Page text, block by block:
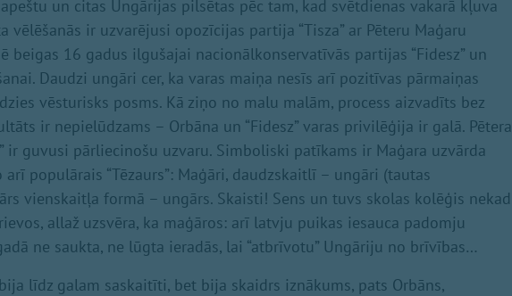
un citas Ungārijas pilsētas pēc tam, kad svētdienas vakarā kļuva
vēlēšanās ir uzvarējusi opozīcijas partija “Tisza” ar Pēteru Maģaru
beigas 16 gadus ilgušajai nacionālkonservatīvās partijas “Fidesz” un
Daudzi ungāri cer, ka varas maiņa nesīs arī pozitīvas pārmaiņas
vēsturisks posms. Kā ziņo no malu malām, process aizvadīts bez
ir nepielūdzams – Orbāna un “Fidesz” varas privilēģija ir galā. Pētera
ir guvusi pārliecinošu uzvaru. Simboliski patīkams ir Maģara uzvārda
populārais “Tēzaurs”: Maģāri, daudzskaitlī – ungāri (tautas
vienskaitļa formā – ungārs. Skaisti! Sens un tuvs skolas kolēģis nekad
allaž uzsvēra, ka maģāros: arī latvju puikas iesauca padomju
ne saukta, ne lūgta ieradās, lai “atbrīvotu” Ungāriju no brīvības…
līdz galam saskaitīti, bet bija skaidrs iznākums, pats Orbāns,